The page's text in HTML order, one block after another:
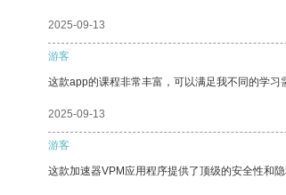
2025-09-13
游客
这款app的课程非常丰富，可以满足我不同的学习
2025-09-13
游客
这款加速器VPM应用程序提供了顶级的安全性和隐